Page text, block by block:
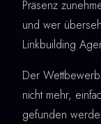
Präsenz
und wer
Linkbuilding
Der
nicht mehr,
gefunden